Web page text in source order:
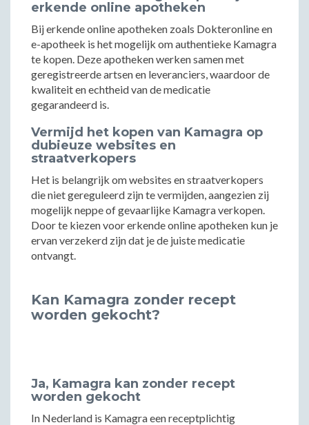
erkende online apotheken
Bij erkende online apotheken zoals Dokteronline en
e-apotheek is het mogelijk om authentieke Kamagra
te kopen. Deze apotheken werken samen met
geregistreerde artsen en leveranciers, waardoor de
kwaliteit en echtheid van de medicatie
gegarandeerd is.
Vermijd het kopen van Kamagra op
dubieuze websites en
straatverkopers
Het is belangrijk om websites en straatverkopers
die niet gereguleerd zijn te vermijden, aangezien zij
mogelijk neppe of gevaarlijke Kamagra verkopen.
Door te kiezen voor erkende online apotheken kun je
ervan verzekerd zijn dat je de juiste medicatie
ontvangt.
Kan Kamagra zonder recept
worden gekocht?
Ja, Kamagra kan zonder recept
worden gekocht
In Nederland is Kamagra een receptplichtig